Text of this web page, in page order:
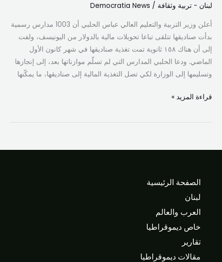
لبنان - تربية وثقافة /
Democratia News
أعلن وزير التربية والتعليم العالي عباس الحلبي أن 1003 مدارس رسمية
بدأت صناديقها تتلقى تباعا تحويلات مالية بالدولار من اليونيسف، ولفت
إلى أن هناك ١٥٨ ثانوية تمت تغذية صناديقها في شهر كانون الأول
الماضي. ودعا الحلبي المدارس التي لم تسلّم موازناتها بعد، إلى إنجازها
وتسليمها إلى الوزارة لكي تصل التغذية المالية إلى صناديقها، ما يمكّنها
تحويلات
مالية
من
اليونيسف
قراءة المزيد »
الصفحة الرئيسية
لبنان
العرب والعالم
خاص ديموقراطيا
تقارير
مقالات ديموقراطيا